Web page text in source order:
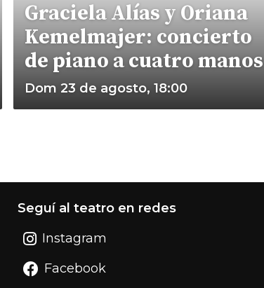
Graciela Alías y Oriana
Kemelmajer: concierto
de piano a cuatro manos
Dom 23 de agosto, 18:00
Seguí al teatro en redes
Instagram
Facebook